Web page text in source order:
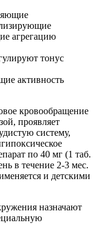
агрегацию
тонус
активность
кровообращение
проявляет
систему,
по 40 мг (1 таб.
в течение 2-3 мес.
и детскими
назначают